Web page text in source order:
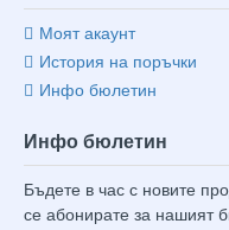
Моят акаунт
История на поръчки
Инфо бюлетин
Инфо бюлетин
Бъдете в час с новите
се абонирате за нашият